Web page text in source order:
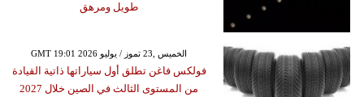
طويل ومرهق
GMT 19:01 2026 الخميس ,23 تموز / يوليو
فولكس فاغن تطلق أول سياراتها ذاتية القيادة
من المستوى الثالث في الصين خلال 2027